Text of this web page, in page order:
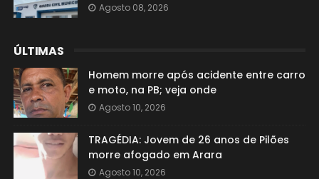
Agosto 08, 2026
ÚLTIMAS
Homem morre após acidente entre carro
e moto, na PB; veja onde
Agosto 10, 2026
TRAGÉDIA: Jovem de 26 anos de Pilões
morre afogado em Arara
Agosto 10, 2026